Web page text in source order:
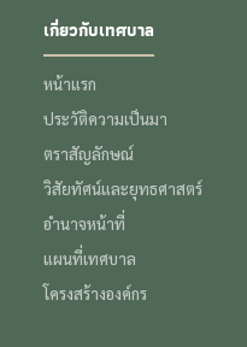
เกี่ยวกับเทศบาล
หน้าแรก
ประวัติความเป็นมา
ตราสัญลักษณ์
วิสัยทัศน์และยุทธศาสตร์
อำนาจหน้าที่
แผนที่เทศบาล
โครงสร้างองค์กร